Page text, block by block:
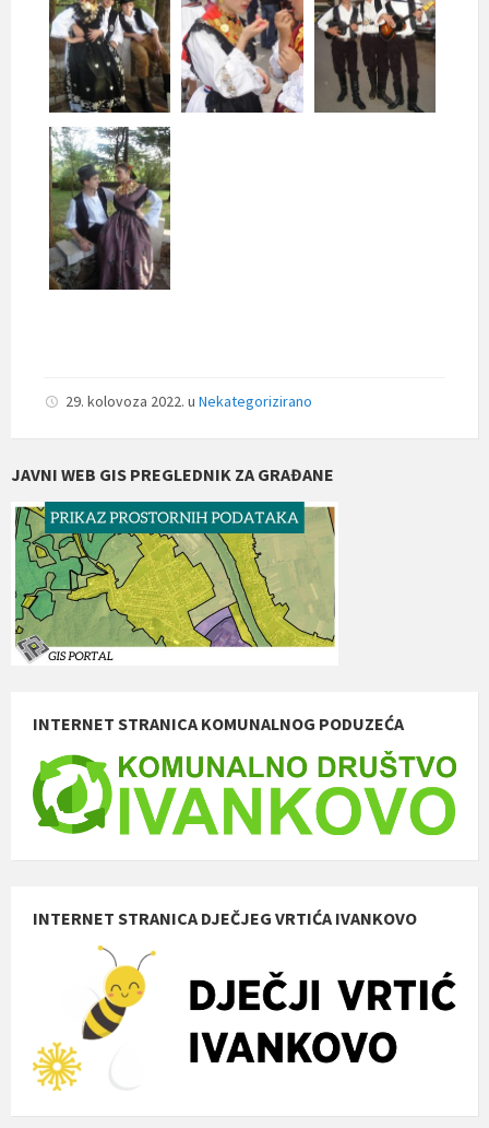
29. kolovoza 2022. u Nekategorizirano
JAVNI WEB GIS PREGLEDNIK ZA GRAĐANE
INTERNET STRANICA KOMUNALNOG PODUZEĆA
INTERNET STRANICA DJEČJEG VRTIĆA IVANKOVO